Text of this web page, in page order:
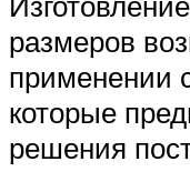
размеров
применении
которые
решения